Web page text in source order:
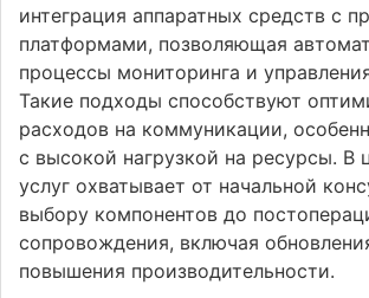
интеграция аппаратных средств с
платформами, позволяющая
процессы мониторинга и
Такие подходы способствуют
расходов на коммуникации,
с высокой нагрузкой на ресурсы. В
услуг охватывает от начальной
выбору компонентов до
сопровождения, включая
повышения производительности.